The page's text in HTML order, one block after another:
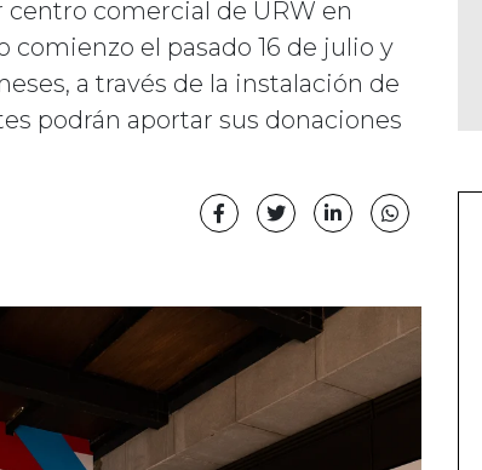
comercial de URW en
el pasado 16 de julio y
a través de la instalación de
podrán aportar sus donaciones